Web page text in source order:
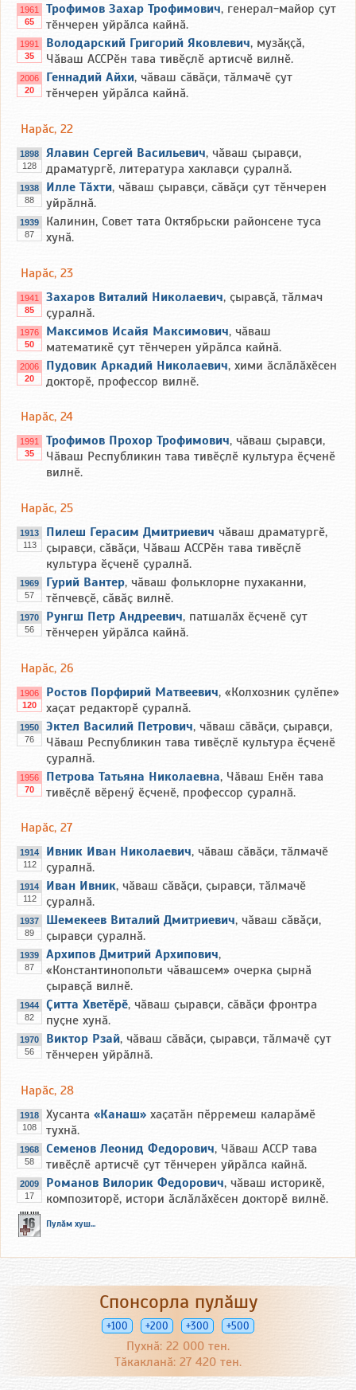
1961
65
Трофимов Захар Трофимович, генерал-майор ҫут
тӗнчерен уйрӑлса кайнӑ.
1991
35
Володарский Григорий Яковлевич, музӑқҫӑ,
Чӑваш АССРӗн тава тивӗҫлӗ артисчӗ вилнӗ.
2006
20
Геннадий Айхи, чӑваш сӑвӑҫи, тӑлмачӗ ҫут
тӗнчерен уйрӑлса кайнӑ.
Нарӑс, 22
1898
128
Ялавин Сергей Васильевич, чӑваш ҫыравҫи,
драматургӗ, литература хаклавҫи ҫуралнӑ.
1938
88
Илле Тӑхти, чӑваш ҫыравҫи, сӑвӑҫи ҫут тӗнчерен
уйрӑлнӑ.
1939
87
Калинин, Совет тата Октябрьски районсене туса
хунӑ.
Нарӑс, 23
1941
85
Захаров Виталий Николаевич, ҫыравҫӑ, тӑлмач
ҫуралнӑ.
1976
50
Максимов Исайя Максимович, чӑваш
математикӗ ҫут тӗнчерен уйрӑлса кайнӑ.
2006
20
Пудовик Аркадий Николаевич, хими ӑслӑлӑхӗсен
докторӗ, профессор вилнӗ.
Нарӑс, 24
1991
35
Трофимов Прохор Трофимович, чӑваш ҫыравҫи,
Чӑваш Республикин тава тивӗҫлӗ культура ӗҫченӗ
вилнӗ.
Нарӑс, 25
1913
113
Пилеш Герасим Дмитриевич чӑваш драматургӗ,
ҫыравҫи, сӑвӑҫи, Чӑваш АССРӗн тава тивӗҫлӗ
культура ӗҫченӗ ҫуралнӑ.
1969
57
Гурий Вантер, чӑваш фольклорне пухаканни,
тӗпчевҫӗ, сӑвӑҫ вилнӗ.
1970
56
Рунгш Петр Андреевич, патшалӑх ӗҫченӗ ҫут
тӗнчерен уйрӑлса кайнӑ.
Нарӑс, 26
1906
120
Ростов Порфирий Матвеевич, «Колхозник ҫулӗпе»
хаҫат редакторӗ ҫуралнӑ.
1950
76
Эктел Василий Петрович, чӑваш сӑвӑҫи, ҫыравҫи,
Чӑваш Республикин тава тивӗҫлӗ культура ӗҫченӗ
ҫуралнӑ.
1956
70
Петрова Татьяна Николаевна, Чӑваш Енӗн тава
тивӗҫлӗ вӗренӳ ӗҫченӗ, профессор ҫуралнӑ.
Нарӑс, 27
1914
112
Ивник Иван Николаевич, чӑваш сӑвӑҫи, тӑлмачӗ
ҫуралнӑ.
1914
112
Иван Ивник, чӑваш сӑвӑҫи, ҫыравҫи, тӑлмачӗ
ҫуралнӑ.
1937
89
Шемекеев Виталий Дмитриевич, чӑваш сӑвӑҫи,
ҫыравҫи ҫуралнӑ.
1939
87
Архипов Дмитрий Архипович,
«Константинопольти чӑвашсем» очерка ҫырнӑ
ҫыравҫӑ вилнӗ.
1944
82
Ҫитта Хветӗрӗ, чӑваш ҫыравҫи, сӑвӑҫи фронтра
пуҫне хунӑ.
1970
56
Виктор Рзай, чӑваш сӑвӑҫи, ҫыравҫи, тӑлмачӗ ҫут
тӗнчерен уйрӑлнӑ.
Нарӑс, 28
1918
108
Хусанта «Канаш» хаҫатӑн пӗрремеш каларӑмӗ
тухнӑ.
1968
58
Семенов Леонид Федорович, Чӑваш АССР тава
тивӗҫлӗ артисчӗ ҫут тӗнчерен уйрӑлса кайнӑ.
2009
17
Романов Вилорик Федорович, чӑваш историкӗ,
композиторӗ, истори ӑслӑлӑхӗсен докторӗ вилнӗ.
Пулӑм хуш...
Спонсорла пулӑшу
+100 +200 +300 +500
Пухнӑ: 22 000 тен.
Тӑкакланӑ: 27 420 тен.